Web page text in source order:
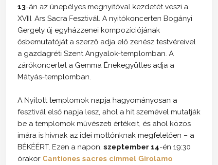
13-án az ünepélyes megnyitóval kezdetét veszi a
XVIII. Ars Sacra Fesztivál. A nyitókoncerten Bogányi
Gergely új egyházzenei kompozíciójának
ősbemutatóját a szerző adja elő zenész testvéreivel
a gazdagréti Szent Angyalok-templomban. A
zárókoncertet a Gemma Énekegyüttes adja a
Mátyás-templomban.
A Nyitott templomok napja hagyományosan a
fesztivál első napja lesz, ahol a hit szemével mutatják
be a templomok művészeti értékeit, és ahol közös
imára is hívnak az idei mottónknak megfelelően – a
BÉKÉÉRT. Ezen a napon, szeptember 14-én 19:30
órakor Cantiones sacres címmel Girolamo